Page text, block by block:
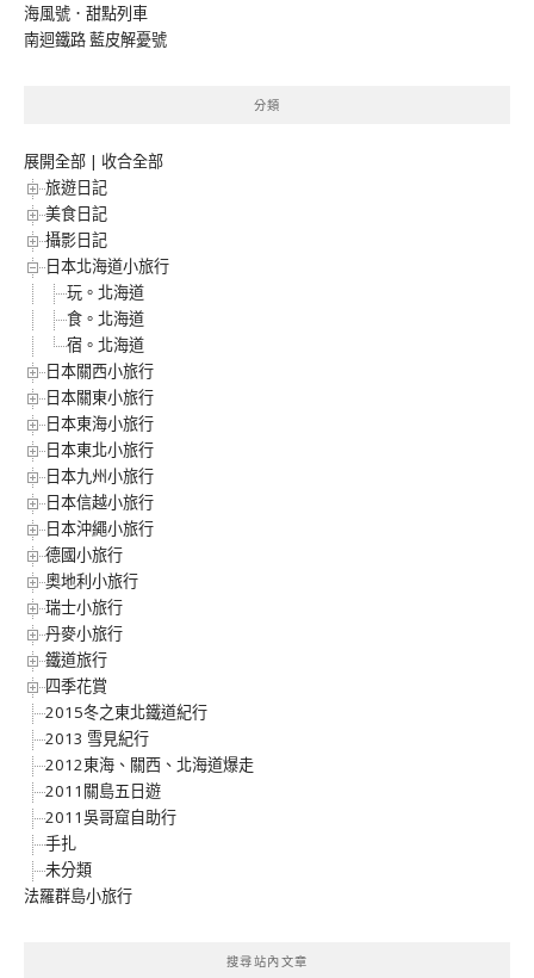
海風號．甜點列車
南迴鐵路 藍皮解憂號
分類
展開全部 | 收合全部
旅遊日記
美食日記
攝影日記
日本北海道小旅行
玩。北海道
食。北海道
宿。北海道
日本關西小旅行
日本關東小旅行
日本東海小旅行
日本東北小旅行
日本九州小旅行
日本信越小旅行
日本沖繩小旅行
德國小旅行
奧地利小旅行
瑞士小旅行
丹麥小旅行
鐵道旅行
四季花賞
2015冬之東北鐵道紀行
2013 雪見紀行
2012東海、關西、北海道爆走
2011關島五日遊
2011吳哥窟自助行
手扎
未分類
法羅群島小旅行
搜尋站內文章